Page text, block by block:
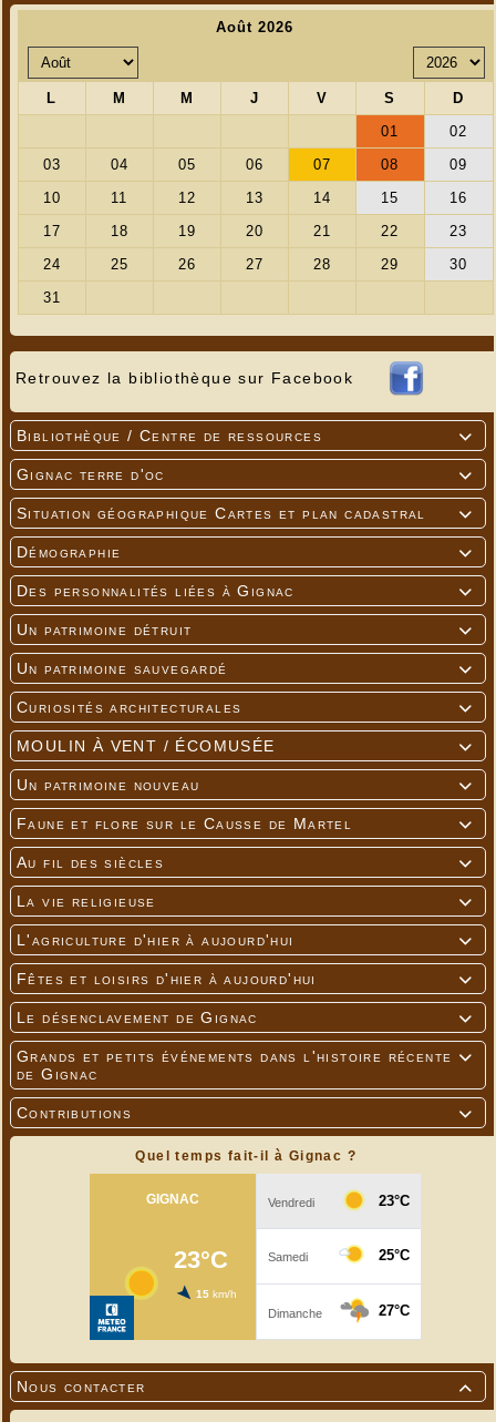
Retrouvez la bibliothèque sur Facebook

Bibliothèque / Centre de ressources

Gignac terre d'oc

Situation géographique Cartes et plan cadastral

Démographie

Des personnalités liées à Gignac

Un patrimoine détruit

Un patrimoine sauvegardé

Curiosités architecturales

MOULIN À VENT / ÉCOMUSÉE

Un patrimoine nouveau

Faune et flore sur le Causse de Martel

Au fil des siècles

La vie religieuse

L'agriculture d'hier à aujourd'hui

Fêtes et loisirs d'hier à aujourd'hui

Le désenclavement de Gignac

Grands et petits événements dans l'histoire récente
de Gignac

Contributions
Quel temps fait-il à Gignac ?

Nous contacter